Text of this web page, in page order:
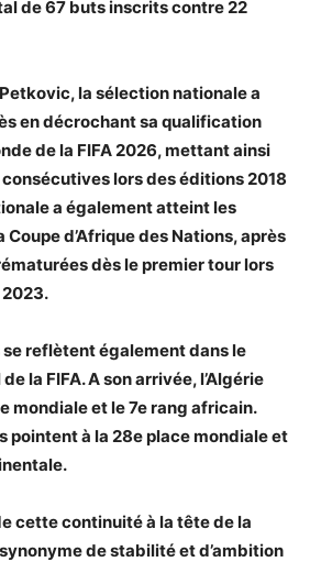
de 67 buts inscrits contre 22
la sélection nationale a
en décrochant sa qualification
de la FIFA 2026, mettant ainsi
lors des éditions 2018
a également atteint les
d’Afrique des Nations, après
dès le premier tour lors
reflètent également dans le
la FIFA. A son arrivée, l’Algérie
mondiale et le 7e rang africain.
pointent à la 28e place mondiale et
cette continuité à la tête de la
de stabilité et d’ambition